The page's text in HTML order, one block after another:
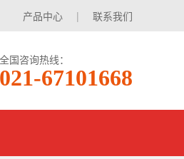
产品中心 | 联系我们
全国咨询热线：
021-67101668